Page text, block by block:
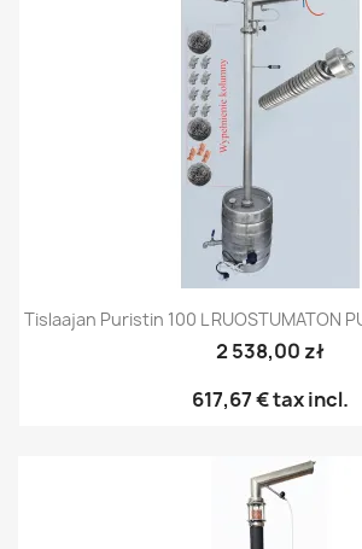
Tislaajan Puristin 100 L RUOSTUMATON
2 538,00 zł
617,67 €tax incl.